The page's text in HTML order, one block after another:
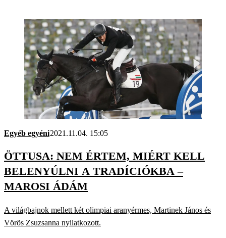
Egyéb egyéni2021.11.04. 15:05
ÖTTUSA: NEM ÉRTEM, MIÉRT KELL
BELENYÚLNI A TRADÍCIÓKBA –
MAROSI ÁDÁM
A világbajnok mellett két olimpiai aranyérmes, Martinek János és
Vörös Zsuzsanna nyilatkozott.